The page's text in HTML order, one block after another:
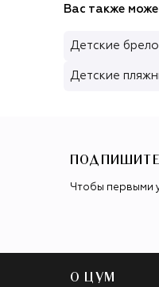
Вас также
Детские
Детские
Чтобы первыми
О ЦУМ